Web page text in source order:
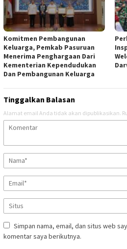
Komitmen Pembangunan
Keluarga, Pemkab Pasuruan
Menerima Penghargaan Dari
Kementerian Kependudukan
Dan Pembangunan Keluarga
Tinggalkan Balasan
Alamat email Anda tidak akan dipublikasikan.
Simpan nama, email, dan situs web
komentar saya berikutnya.